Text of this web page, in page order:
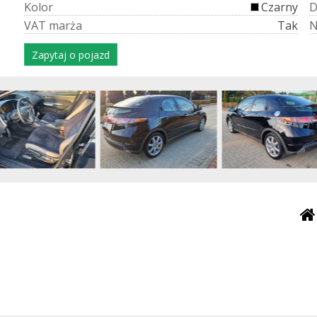
Kolor
Czarny
VAT marża Tak
D
Zapytaj o pojazd